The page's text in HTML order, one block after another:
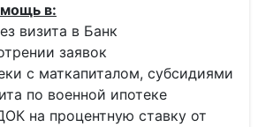
в:
визита в Банк
заявок
с маткапиталом, субсидиями
по военной ипотеке
на процентную ставку от